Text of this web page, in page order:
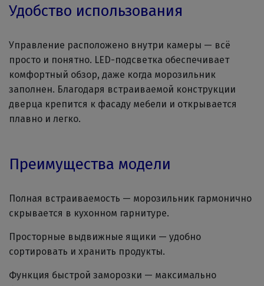
Удобство использования
Управление расположено внутри камеры — всё
просто и понятно. LED-подсветка обеспечивает
комфортный обзор, даже когда морозильник
заполнен. Благодаря встраиваемой конструкции
дверца крепится к фасаду мебели и открывается
плавно и легко.
Преимущества модели
Полная встраиваемость — морозильник гармонично
скрывается в кухонном гарнитуре.
Просторные выдвижные ящики — удобно
сортировать и хранить продукты.
Функция быстрой заморозки — максимально